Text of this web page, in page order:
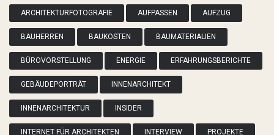
ARCHITEKTURFOTOGRAFIE AUFPASSEN AUFZUG
BAUHERREN BAUKOSTEN BAUMATERIALIEN
BÜROVORSTELLUNG ENERGIE ERFAHRUNGSBERICHTE
GEBÄUDEPORTRÄT INNENARCHITEKT
INNENARCHITEKTUR INSIDER
INTERNET FÜR ARCHITEKTEN INTERVIEW PROJEKTE